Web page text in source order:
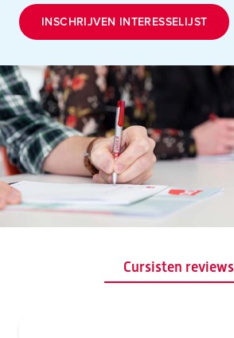
INSCHRIJVEN INTERESSELIJST
Cursisten reviews